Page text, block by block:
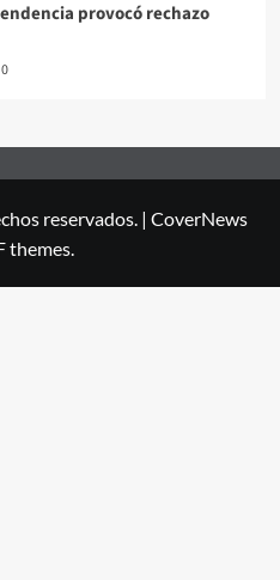
provocó rechazo
0
reservados. | CoverNews
themes.